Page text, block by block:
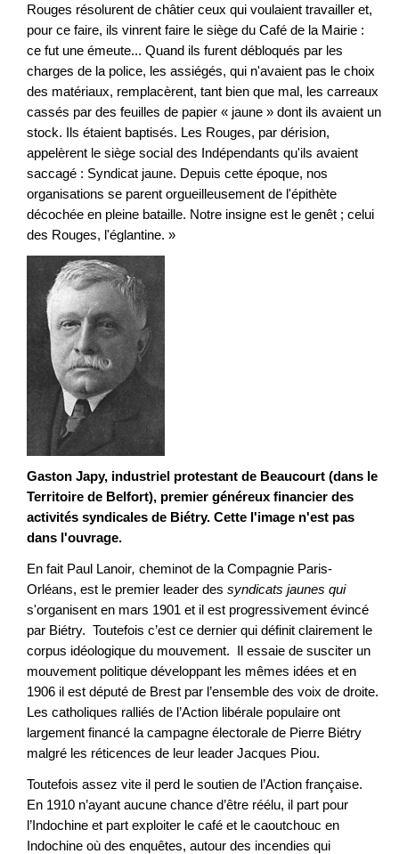
Rouges résolurent de châtier ceux qui voulaient travailler et,
pour ce faire, ils vinrent faire le siège du Café de la Mairie :
ce fut une émeute... Quand ils furent débloqués par les
charges de la police, les assiégés, qui n'avaient pas le choix
des matériaux, remplacèrent, tant bien que mal, les carreaux
cassés par des feuilles de papier « jaune » dont ils avaient un
stock. Ils étaient baptisés. Les Rouges, par dérision,
appelèrent le siège social des Indépendants qu'ils avaient
saccagé : Syndicat jaune. Depuis cette époque, nos
organisations se parent orgueilleusement de l'épithète
décochée en pleine bataille. Notre insigne est le genêt ; celui
des Rouges, l'églantine. »
Gaston Japy, industriel protestant de Beaucourt (dans le
Territoire de Belfort), premier généreux financier des
activités syndicales de Biétry. Cette l'image n'est pas
dans l'ouvrage.
En fait Paul Lanoir, cheminot de la Compagnie Paris-
Orléans, est le premier leader des syndicats jaunes qui
s'organisent en mars 1901 et il est progressivement évincé
par Biétry. Toutefois c’est ce dernier qui définit clairement le
corpus idéologique du mouvement. Il essaie de susciter un
mouvement politique développant les mêmes idées et en
1906 il est député de Brest par l’ensemble des voix de droite.
Les catholiques ralliés de l’Action libérale populaire ont
largement financé la campagne électorale de Pierre Biétry
malgré les réticences de leur leader Jacques Piou.
Toutefois assez vite il perd le soutien de l’Action française.
En 1910 n’ayant aucune chance d’être réélu, il part pour
l’Indochine et part exploiter le café et le caoutchouc en
Indochine où des enquêtes, autour des incendies qui